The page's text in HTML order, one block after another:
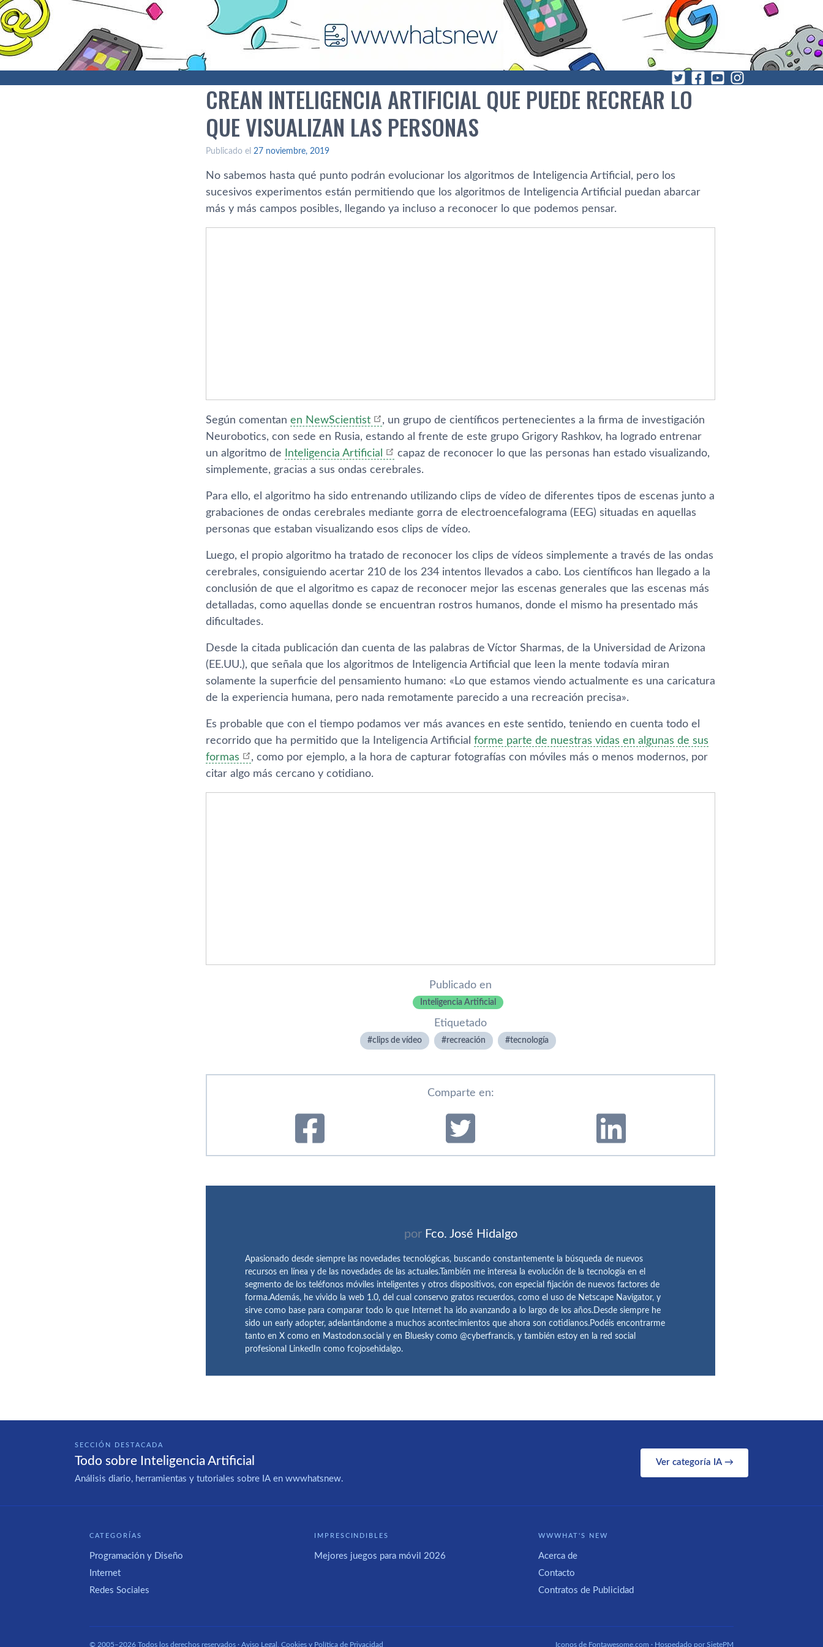
CREAN INTELIGENCIA ARTIFICIAL QUE PUEDE RECREAR LO
QUE VISUALIZAN LAS PERSONAS
Publicado el 27 noviembre, 2019
No sabemos hasta qué punto podrán evolucionar los algoritmos de Inteligencia Artificial, pero los
sucesivos experimentos están permitiendo que los algoritmos de Inteligencia Artificial puedan abarcar
más y más campos posibles, llegando ya incluso a reconocer lo que podemos pensar.
Según comentan en NewScientist
, un grupo de científicos pertenecientes a la firma de investigación
Neurobotics, con sede en Rusia, estando al frente de este grupo Grigory Rashkov, ha logrado entrenar
un algoritmo de
Inteligencia Artificial
capaz de reconocer lo que las personas han estado visualizando,
simplemente, gracias a sus ondas cerebrales.
Para ello, el algoritmo ha sido entrenando utilizando clips de vídeo de diferentes tipos de escenas junto a
grabaciones de ondas cerebrales mediante gorra de electroencefalograma (EEG) situadas en aquellas
personas que estaban visualizando esos clips de vídeo.
Luego, el propio algoritmo ha tratado de reconocer los clips de vídeos simplemente a través de las ondas
cerebrales, consiguiendo acertar 210 de los 234 intentos llevados a cabo. Los científicos han llegado a la
conclusión de que el algoritmo es capaz de reconocer mejor las escenas generales que las escenas más
detalladas, como aquellas donde se encuentran rostros humanos, donde el mismo ha presentado más
dificultades.
Desde la citada publicación dan cuenta de las palabras de Víctor Sharmas, de la Universidad de Arizona
(EE.UU.), que señala que los algoritmos de Inteligencia Artificial que leen la mente todavía miran
solamente la superficie del pensamiento humano: «Lo que estamos viendo actualmente es una caricatura
de la experiencia humana, pero nada remotamente parecido a una recreación precisa».
Es probable que con el tiempo podamos ver más avances en este sentido, teniendo en cuenta todo el
recorrido que ha permitido que la Inteligencia Artificial forme parte de nuestras vidas en algunas de sus
formas
, como por ejemplo, a la hora de capturar fotografías con móviles más o menos modernos, por
citar algo más cercano y cotidiano.
Publicado en
Inteligencia Artificial
Etiquetado
clips de vídeo recreación tecnologí­a
Comparte en:
por Fco. José Hidalgo
Apasionado desde siempre las novedades tecnológicas, buscando constantemente la búsqueda de nuevos
recursos en línea y de las novedades de las actuales.También me interesa la evolución de la tecnología en el
segmento de los teléfonos móviles inteligentes y otros dispositivos, con especial fijación de nuevos factores de
forma.Además, he vivido la web 1.0, del cual conservo gratos recuerdos, como el uso de Netscape Navigator, y
sirve como base para comparar todo lo que Internet ha ido avanzando a lo largo de los años.Desde siempre he
sido un early adopter, adelantándome a muchos acontecimientos que ahora son cotidianos.Podéis encontrarme
tanto en X como en Mastodon.social y en Bluesky como @cyberfrancis, y también estoy en la red social
profesional LinkedIn como fcojosehidalgo.
SECCIÓN DESTACADA
Todo sobre Inteligencia Artificial
Análisis diario, herramientas y tutoriales sobre IA en wwwhatsnew.
Ver categoría IA →
CATEGORÍAS
Programación y Diseño
Internet
Redes Sociales
IMPRESCINDIBLES
Mejores juegos para móvil 2026
WWWHAT'S NEW
Acerca de
Contacto
Contratos de Publicidad
© 2005–2026 Todos los derechos reservados · Aviso Legal, Cookies y Política de Privacidad Iconos de Fontawesome.com · Hospedado porSietePM